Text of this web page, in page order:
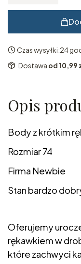
Czas wysyłki:24
Dostawa od 10,99
Opis
Body z krótkim
Rozmiar 74
Firma Newbie
Stan bardzo
Oferujemy
rękawkiem w
które zachwyci